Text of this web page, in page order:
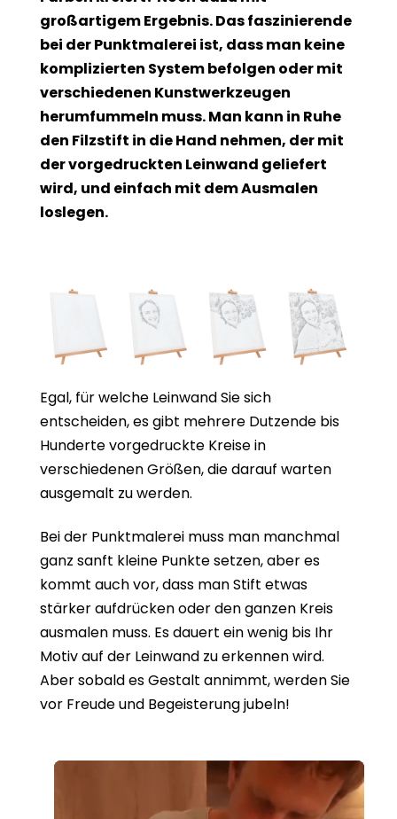
großartigem Ergebnis. Das faszinierende
bei der Punktmalerei ist, dass man keine
komplizierten System befolgen oder mit
verschiedenen Kunstwerkzeugen
herumfummeln muss. Man kann in Ruhe
den Filzstift in die Hand nehmen, der mit
der vorgedruckten Leinwand geliefert
wird, und einfach mit dem Ausmalen
loslegen.
Egal, für welche Leinwand Sie sich
entscheiden, es gibt mehrere Dutzende bis
Hunderte vorgedruckte Kreise in
verschiedenen Größen, die darauf warten
ausgemalt zu werden.
Bei der Punktmalerei muss man manchmal
ganz sanft kleine Punkte setzen, aber es
kommt auch vor, dass man Stift etwas
stärker aufdrücken oder den ganzen Kreis
ausmalen muss. Es dauert ein wenig bis Ihr
Motiv auf der Leinwand zu erkennen wird.
Aber sobald es Gestalt annimmt, werden Sie
vor Freude und Begeisterung jubeln!